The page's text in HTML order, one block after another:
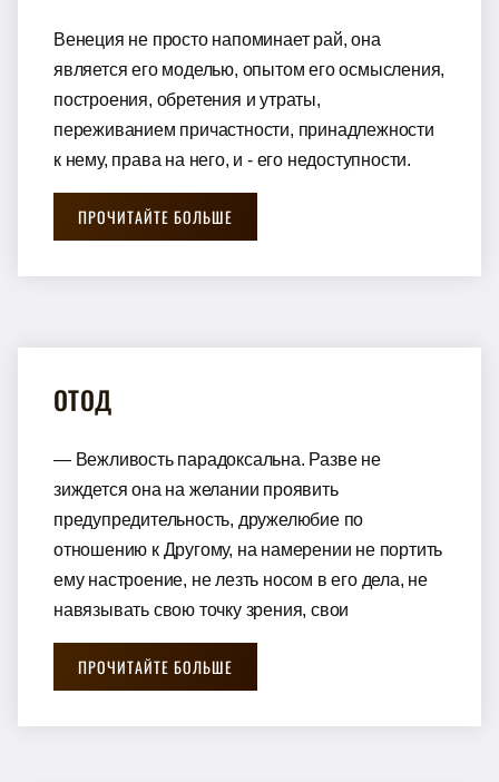
Венеция не просто напоминает рай, она
является его моделью, опытом его осмысления,
построения, обретения и утраты,
переживанием причастности, принадлежности
к нему, права на него, и - его недоступности.
ПРОЧИТАЙТЕ БОЛЬШЕ
ОТОД
— Вежливость парадоксальна. Разве не
зиждется она на желании проявить
предупредительность, дружелюбие по
отношению к Другому, на намерении не портить
ему настроение, не лезть носом в его дела, не
навязывать свою точку зрения, свои
ПРОЧИТАЙТЕ БОЛЬШЕ